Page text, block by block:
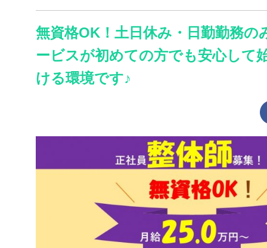
無資格OK！土日休み・日勤勤務の
ービスが初めての方でも安心して
ける環境です♪